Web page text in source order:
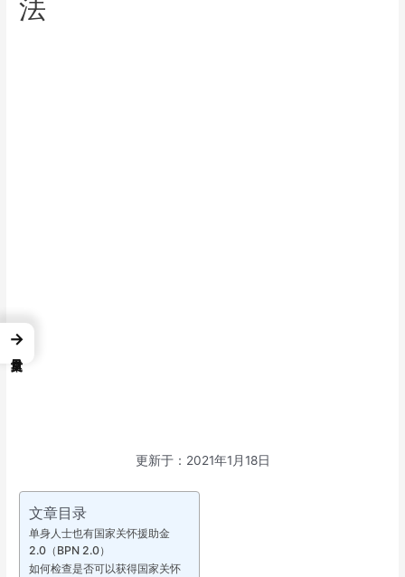
法
更新于：2021年1月18日
文章目录
单身人士也有国家关怀援助金
2.0（BPN 2.0）
如何检查是否可以获得国家关怀
→